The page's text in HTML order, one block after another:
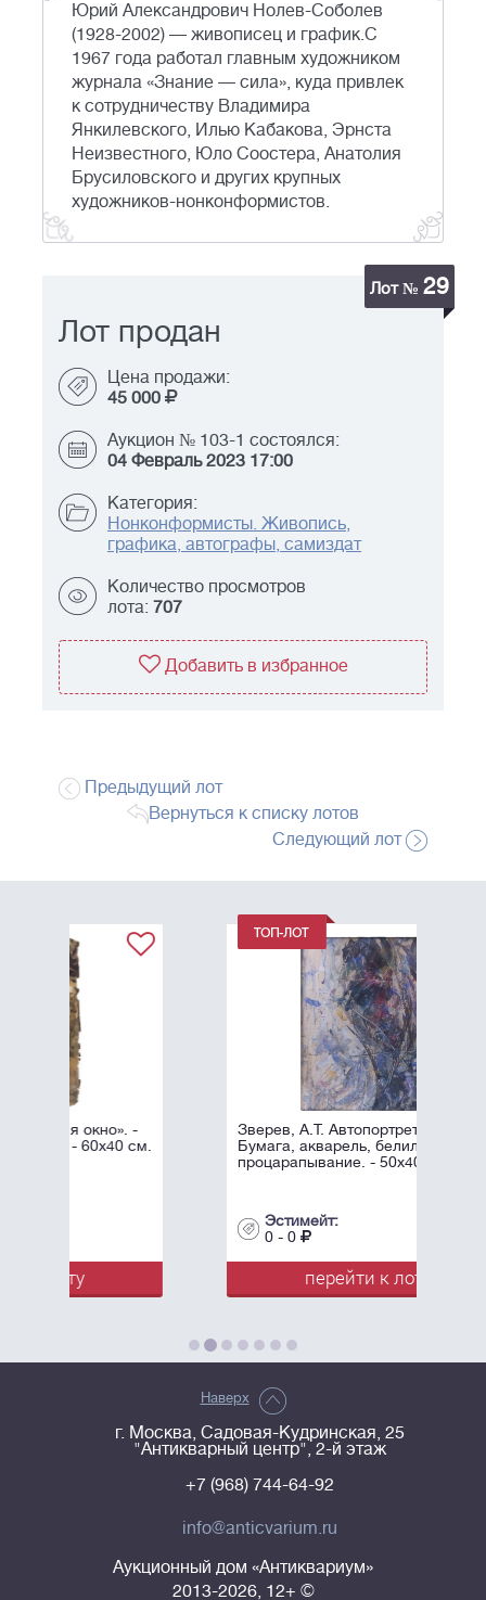
Юрий Александрович Нолев-Соболев
(1928-2002) — живописец и график.С
1967 года работал главным художником
журнала «Знание — сила», куда привлек
к сотрудничеству Владимира
Янкилевского, Илью Кабакова, Эрнста
Неизвестного, Юло Соостера, Анатолия
Брусиловского и других крупных
художников-нонконформистов.
Лот № 29
Лот продан
Цена продажи:
45 000
Аукцион № 103-1 состоялся:
04 Февраль 2023 17:00
Категория:
Нонконформисты. Живопись,
графика, автографы, самиздат
Количество просмотров
лота: 707
Добавить в избранное
Предыдущий лот
Вернуться к списку лотов
Следующий лот
Зверев, А.Т. Автопортрет. 1958.
Бумага, акварель, белила,
процарапывание. - 50х40 см.
перейти к лоту
Наверх
г. Москва, Садовая-Кудринская, 25
"Антикварный центр", 2-й этаж
+7 (968) 744-64-92
info@anticvarium.ru
Аукционный дом «Антиквариум»
2013-2026, 12+ ©